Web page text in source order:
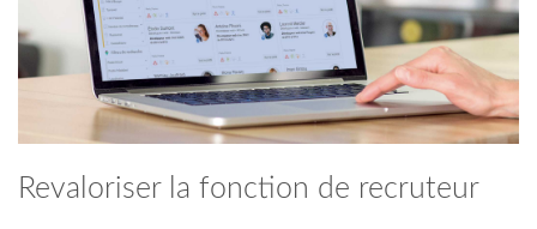
Revaloriser la fonction de recruteur